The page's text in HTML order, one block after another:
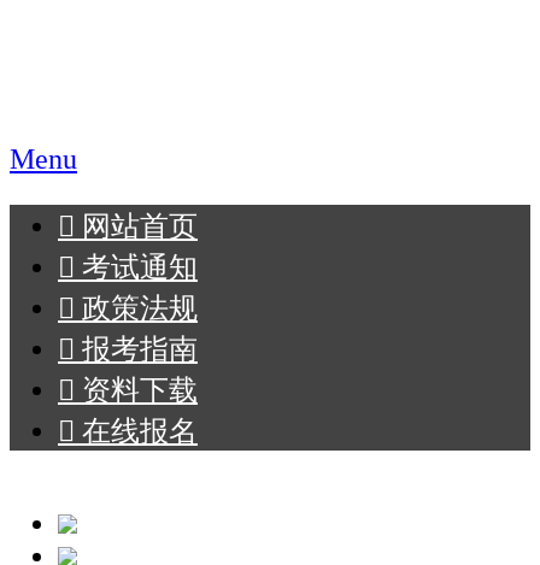
Menu
󰄫 网站首页
󰄫 考试通知
󰄫 政策法规
󰄫 报考指南
󰄫 资料下载
󰄫 在线报名